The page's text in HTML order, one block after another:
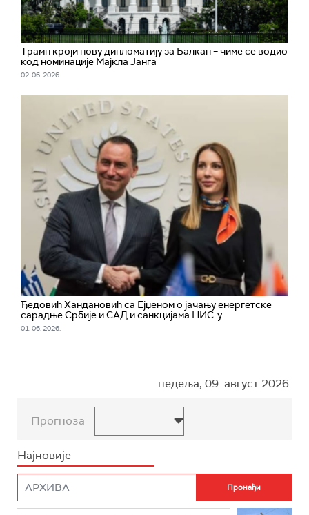
Трамп кроји нову дипломатију за Балкан – чиме се водио
код номинације Мајкла Јанга
02. 06. 2026.
Ђедовић Хандановић са Ејџеном о јачању енергетске
сарадње Србије и САД и санкцијама НИС-у
01. 06. 2026.
недеља, 09. август 2026.
Прогноза
Најновије